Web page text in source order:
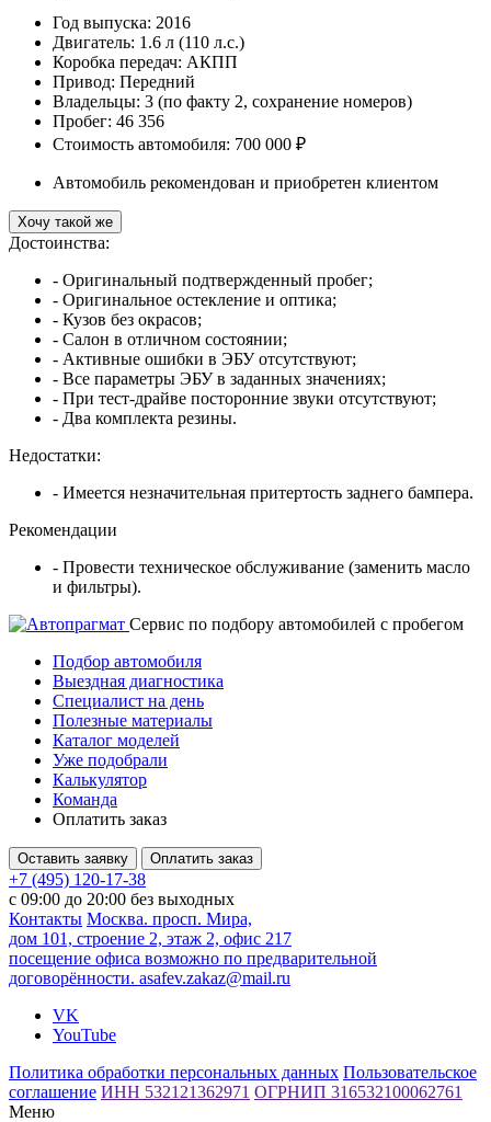
Год выпуска: 2016
Двигатель: 1.6 л (110 л.с.)
Коробка передач: АКПП
Привод: Передний
Владельцы: 3 (по факту 2, сохранение номеров)
Пробег: 46 356
Стоимость автомобиля: 700 000 ₽
Автомобиль рекомендован и приобретен клиентом
Хочу такой же
Достоинства:
- Оригинальный подтвержденный пробег;
- Оригинальное остекление и оптика;
- Кузов без окрасов;
- Салон в отличном состоянии;
- Активные ошибки в ЭБУ отсутствуют;
- Все параметры ЭБУ в заданных значениях;
- При тест-драйве посторонние звуки отсутствуют;
- Два комплекта резины.
Недостатки:
- Имеется незначительная притертость заднего бампера.
Рекомендации
- Провести техническое обслуживание (заменить масло
и фильтры).
Cервис по подбору автомобилей с пробегом
Подбор автомобиля
Выездная диагностика
Специалист на день
Полезные материалы
Каталог моделей
Уже подобрали
Калькулятор
Команда
Оплатить заказ
Оставить заявку Оплатить заказ
+7 (495) 120-17-38
с 09:00 до 20:00 без выходных
Контакты Москва. просп. Мира,
дом 101, строение 2, этаж 2, офис 217
посещение офиса возможно по предварительной
договорённости. asafev.zakaz@mail.ru
VK
YouTube
Политика обработки персональных данных Пользовательское
соглашение ИНН 532121362971 ОГРНИП 316532100062761
Меню